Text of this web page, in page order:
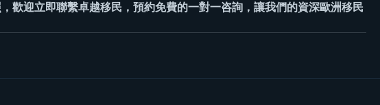
歡迎立即聯繫卓越移民，預約免費的一對一咨詢，讓我們的資深歐洲移民